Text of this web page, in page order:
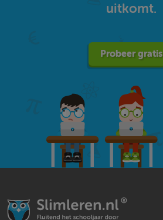
uitkomt.
Probeer gratis